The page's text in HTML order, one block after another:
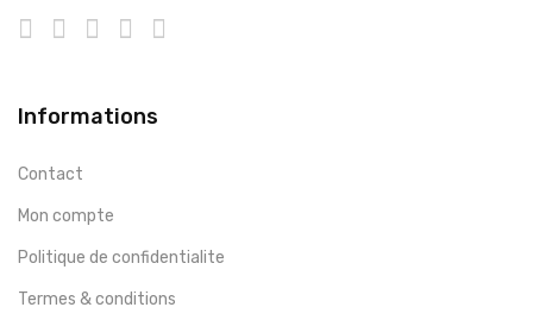
Informations
Contact
Mon compte
Politique de confidentialite
Termes & conditions